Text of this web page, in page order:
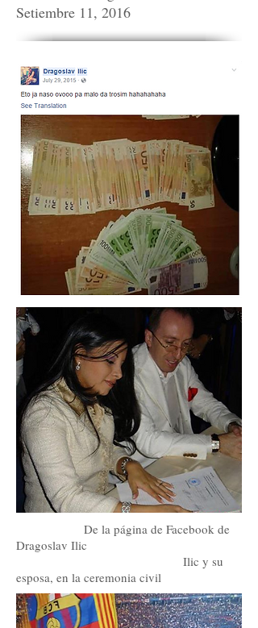
Setiembre 11, 2016
De la página de Facebook de
Dragoslav Ilic
Ilic y su
esposa, en la ceremonia civil